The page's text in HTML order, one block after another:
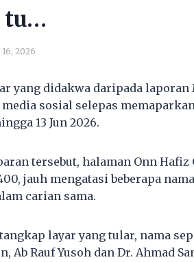
tu…
2026
yang didakwa daripada
sosial selepas
13 Jun 2026.
tersebut, halaman Onn
jauh mengatasi beberapa
carian sama.
layar yang tular, nama
Ab Rauf Yusoh dan Dr. Ahmad